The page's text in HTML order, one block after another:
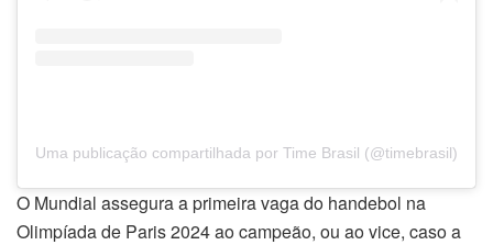
Uma publicação compartilhada por Time Brasil (@timebrasil)
O Mundial assegura a primeira vaga do handebol na
Olimpíada de Paris 2024 ao campeão, ou ao vice, caso a